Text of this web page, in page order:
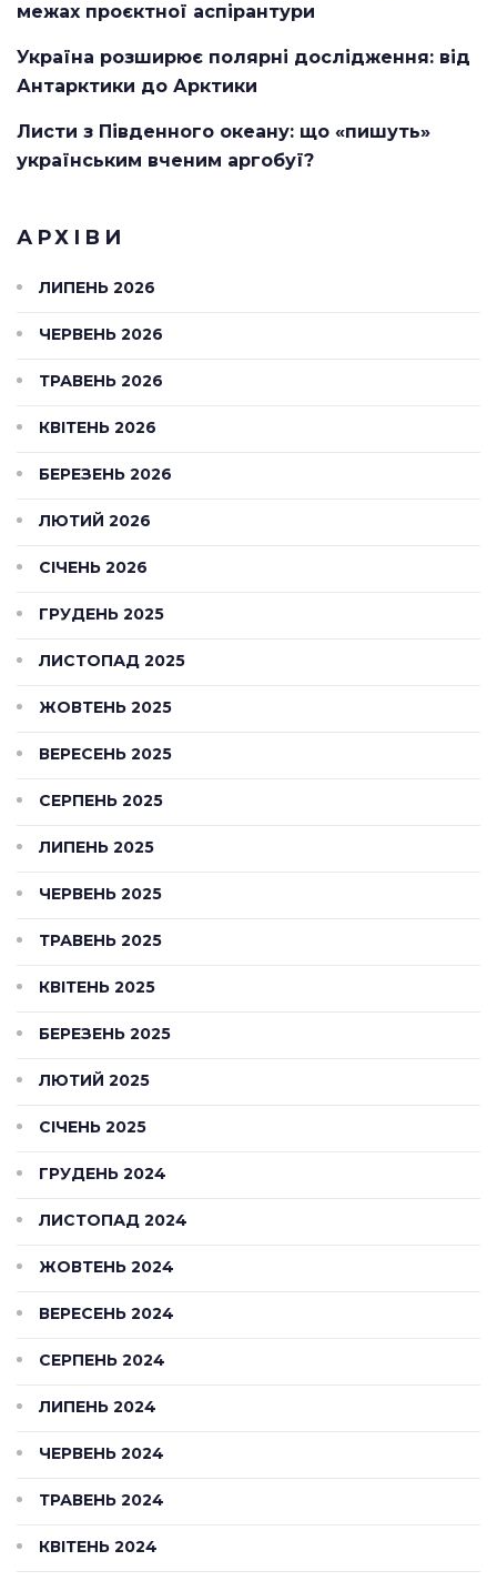
межах проєктної аспірантури
Україна розширює полярні дослідження: від
Антарктики до Арктики
Листи з Південного океану: що «пишуть»
українським вченим аргобуї?
АРХІВИ
ЛИПЕНЬ 2026
ЧЕРВЕНЬ 2026
ТРАВЕНЬ 2026
КВІТЕНЬ 2026
БЕРЕЗЕНЬ 2026
ЛЮТИЙ 2026
СІЧЕНЬ 2026
ГРУДЕНЬ 2025
ЛИСТОПАД 2025
ЖОВТЕНЬ 2025
ВЕРЕСЕНЬ 2025
СЕРПЕНЬ 2025
ЛИПЕНЬ 2025
ЧЕРВЕНЬ 2025
ТРАВЕНЬ 2025
КВІТЕНЬ 2025
БЕРЕЗЕНЬ 2025
ЛЮТИЙ 2025
СІЧЕНЬ 2025
ГРУДЕНЬ 2024
ЛИСТОПАД 2024
ЖОВТЕНЬ 2024
ВЕРЕСЕНЬ 2024
СЕРПЕНЬ 2024
ЛИПЕНЬ 2024
ЧЕРВЕНЬ 2024
ТРАВЕНЬ 2024
КВІТЕНЬ 2024